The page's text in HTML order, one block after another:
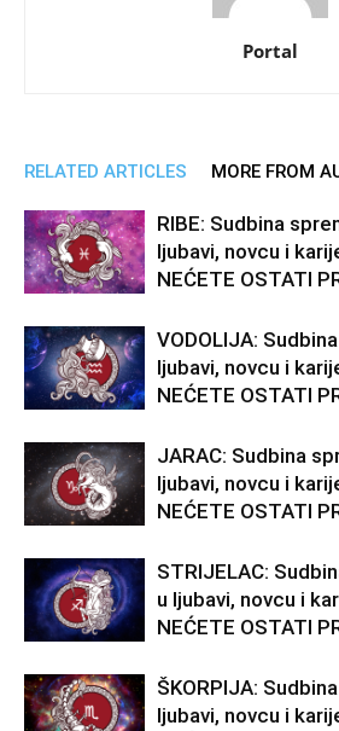
Portal
RELATED ARTICLES MORE FROM
RIBE: Sudbina
ljubavi, novcu i
NEĆETE OSTATI
VODOLIJA:
ljubavi, novcu i
NEĆETE OSTATI
JARAC: Sudbina
ljubavi, novcu i
NEĆETE OSTATI
STRIJELAC:
u ljubavi, novcu i
NEĆETE OSTATI
ŠKORPIJA:
ljubavi, novcu i